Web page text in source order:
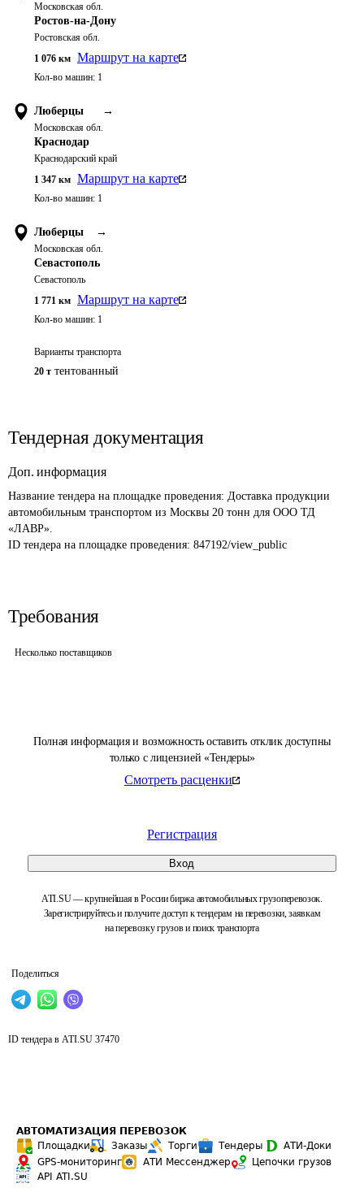
Полная информация и возможность оставить отклик доступны
только с лицензией «Тендеры»
Смотреть расценки
Регистрация
Вход
ATI.SU — крупнейшая в России биржа автомобильных грузоперевозок.
Зарегистрируйтесь и получите доступ к тендерам на перевозки, заявкам
на перевозку грузов и поиск транспорта
Поделиться
Московская обл.
Ростов-на-Дону
Ростовская обл.
1 076 км Маршрут на карте
Кол-во машин: 1
Люберцы →
Московская обл.
Краснодар
Краснодарский край
1 347 км Маршрут на карте
Кол-во машин: 1
Люберцы →
Московская обл.
Севастополь
Севастополь
1 771 км Маршрут на карте
Кол-во машин: 1
Варианты транспорта
20 т тентованный
Тендерная документация
Доп. информация
Название тендера на площадке проведения: Доставка продукции
автомобильным транспортом из Москвы 20 тонн для ООО ТД
«ЛАВР».
ID тендера на площадке проведения: 847192/view_public
Требования
Несколько поставщиков
ID тендера в ATI.SU 37470
АВТОМАТИЗАЦИЯ ПЕРЕВОЗОК
Площадки
Заказы Торги Тендеры
АТИ-Доки
GPS-мониторинг
АТИ Мессенджер
Цепочки грузов
API ATI.SU